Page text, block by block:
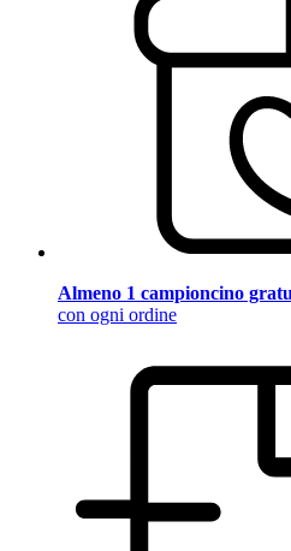
Almeno 1 campioncino
con ogni ordine